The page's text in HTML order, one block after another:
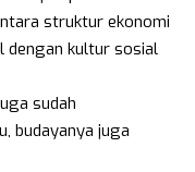
struktur ekonomi
dengan kultur sosial
sudah
budayanya juga